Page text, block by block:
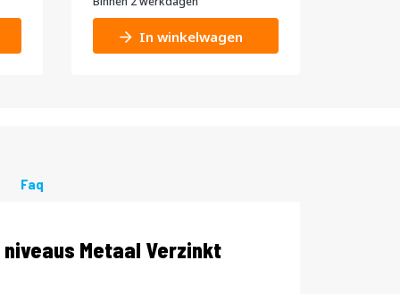
In winkelwagen
Metaal Verzinkt
Faq